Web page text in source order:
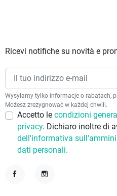
Ricevi notifiche su novità e
Wysyłamy tylko informacje o rabatach,
Możesz zrezygnować w każdej chwili.
Accetto le condizioni
privacy. Dichiaro inoltre di
dell'informativa
dati personali.